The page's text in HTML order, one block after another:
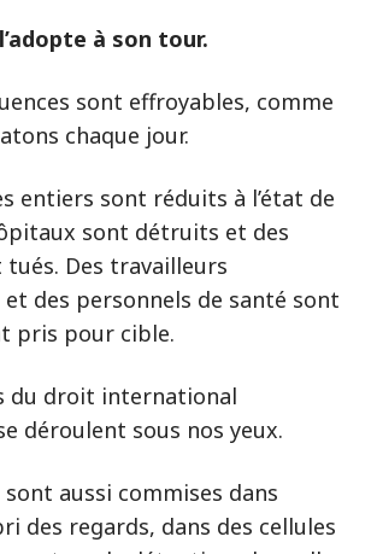
à son tour.
sont effroyables, comme
chaque jour.
entiers sont réduits à l’état de
sont détruits et des
Des travailleurs
des personnels de santé sont
pris pour cible.
du droit international
déroulent sous nos yeux.
sont aussi commises dans
des regards, dans des cellules